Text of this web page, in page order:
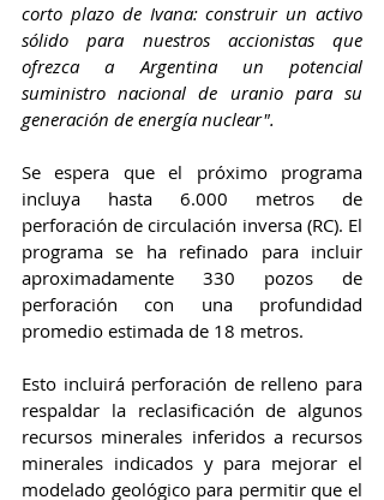
corto plazo de Ivana: construir un activo
sólido para nuestros accionistas que
ofrezca a Argentina un potencial
suministro nacional de uranio para su
generación de energía nuclear".
Se espera que el próximo programa
incluya hasta 6.000 metros de
perforación de circulación inversa (RC). El
programa se ha refinado para incluir
aproximadamente 330 pozos de
perforación con una profundidad
promedio estimada de 18 metros.
Esto incluirá perforación de relleno para
respaldar la reclasificación de algunos
recursos minerales inferidos a recursos
minerales indicados y para mejorar el
modelado geológico para permitir que el